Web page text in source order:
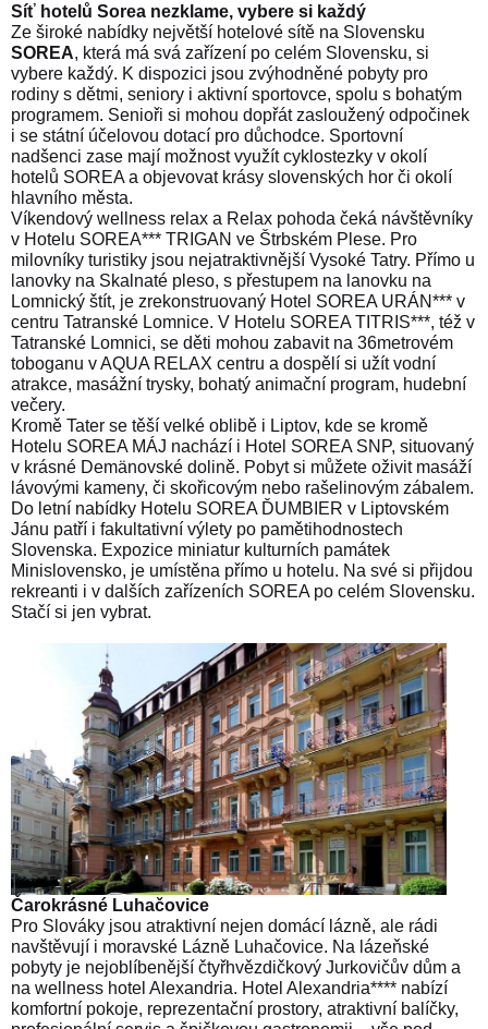
Síť hotelů Sorea nezklame, vybere si každý
Ze široké nabídky největší hotelové sítě na Slovensku
SOREA, která má svá zařízení po celém Slovensku, si
vybere každý. K dispozici jsou zvýhodněné pobyty pro
rodiny s dětmi, seniory i aktivní sportovce, spolu s bohatým
programem. Senioři si mohou dopřát zasloužený odpočinek
i se státní účelovou dotací pro důchodce. Sportovní
nadšenci zase mají možnost využít cyklostezky v okolí
hotelů SOREA a objevovat krásy slovenských hor či okolí
hlavního města.
Víkendový wellness relax a Relax pohoda čeká návštěvníky
v Hotelu SOREA*** TRIGAN ve Štrbském Plese. Pro
milovníky turistiky jsou nejatraktivnější Vysoké Tatry. Přímo u
lanovky na Skalnaté pleso, s přestupem na lanovku na
Lomnický štít, je zrekonstruovaný Hotel SOREA URÁN*** v
centru Tatranské Lomnice. V Hotelu SOREA TITRIS***, též v
Tatranské Lomnici, se děti mohou zabavit na 36metrovém
toboganu v AQUA RELAX centru a dospělí si užít vodní
atrakce, masážní trysky, bohatý animační program, hudební
večery.
Kromě Tater se těší velké oblibě i Liptov, kde se kromě
Hotelu SOREA MÁJ nachází i Hotel SOREA SNP, situovaný
v krásné Demänovské dolině. Pobyt si můžete oživit masáží
lávovými kameny, či skořicovým nebo rašelinovým zábalem.
Do letní nabídky Hotelu SOREA ĎUMBIER v Liptovském
Jánu patří i fakultativní výlety po pamětihodnostech
Slovenska. Expozice miniatur kulturních památek
Minislovensko, je umístěna přímo u hotelu. Na své si přijdou
rekreanti i v dalších zařízeních SOREA po celém Slovensku.
Stačí si jen vybrat.
Čarokrásné Luhačovice
Pro Slováky jsou atraktivní nejen domácí lázně, ale rádi
navštěvují i moravské Lázně Luhačovice. Na lázeňské
pobyty je nejoblíbenější čtyřhvězdičkový Jurkovičův dům a
na wellness hotel Alexandria. Hotel Alexandria**** nabízí
komfortní pokoje, reprezentační prostory, atraktivní balíčky,